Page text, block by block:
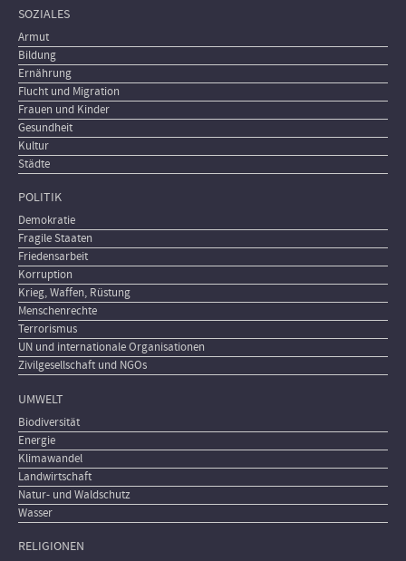
SOZIALES
Armut
Bildung
Ernährung
Flucht und Migration
Frauen und Kinder
Gesundheit
Kultur
Städte
POLITIK
Demokratie
Fragile Staaten
Friedensarbeit
Korruption
Krieg, Waffen, Rüstung
Menschenrechte
Terrorismus
UN und internationale Organisationen
Zivilgesellschaft und NGOs
UMWELT
Biodiversität
Energie
Klimawandel
Landwirtschaft
Natur- und Waldschutz
Wasser
RELIGIONEN